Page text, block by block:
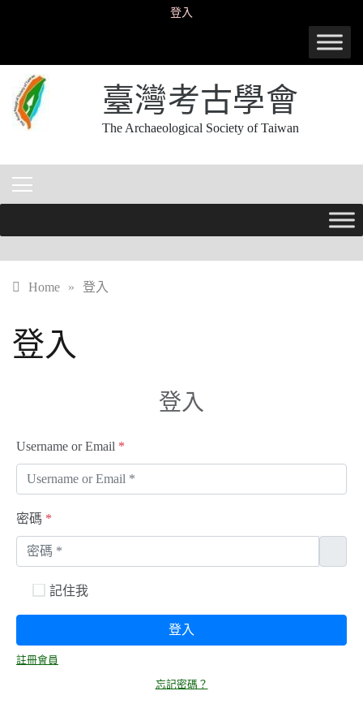
登入
臺灣考古學會
The Archaeological Society of Taiwan
Home » 登入
登入
登入
Username or Email *
密碼 *
記住我
登入
註冊會員
忘記密碼？